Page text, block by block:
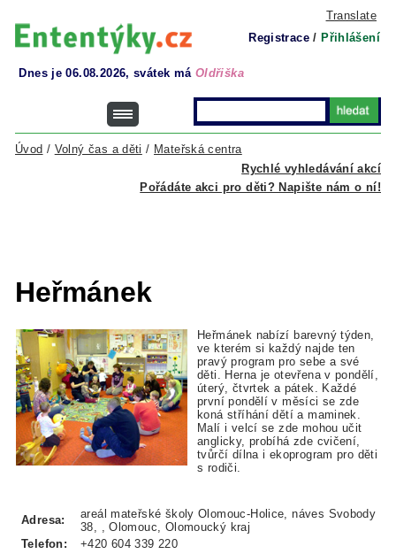
Translate
Registrace / Přihlášení
Dnes je 06.08.2026, svátek má Oldřiška
Rychlé vyhledávání akcí
Úvod / Volný čas a děti / Mateřská centra
Pořádáte akci pro děti? Napište nám o ní!
Heřmánek
Heřmánek nabízí barevný týden,
ve kterém si každý najde ten
pravý program pro sebe a své
děti. Herna je otevřena v pondělí,
úterý, čtvrtek a pátek. Každé
první pondělí v měsíci se zde
koná stříhání dětí a maminek.
Malí i velcí se zde mohou učit
anglicky, probíhá zde cvičení,
tvůrčí dílna i ekoprogram pro děti
s rodiči.
Adresa:
areál mateřské školy Olomouc-Holice, náves Svobody
38, , Olomouc, Olomoucký kraj
Telefon:
+420 604 339 220